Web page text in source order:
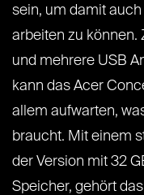
sein, um damit
arbeiten zu können.
und mehrere USB
kann das Acer
allem aufwarten,
braucht. Mit einem
der Version mit 32
Speicher, gehört